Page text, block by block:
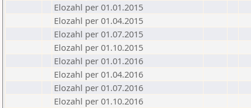
Elozahl per 01.01.2015
Elozahl per 01.04.2015
Elozahl per 01.07.2015
Elozahl per 01.10.2015
Elozahl per 01.01.2016
Elozahl per 01.04.2016
Elozahl per 01.07.2016
Elozahl per 01.10.2016